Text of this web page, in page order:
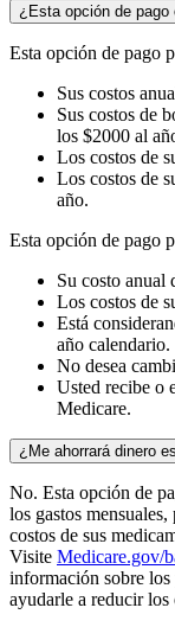
¿Esta opción de
Esta opción de pago
Sus costos
Sus costos de
los $2000 al
Los costos de
Los costos de
año.
Esta opción de pago
Su costo anual
Los costos de
Está
año calendario.
No desea
Usted recibe o
Medicare.
¿Me ahorrará dinero
No. Esta opción de
los gastos
costos de sus
Visite Medicare.gov/
información sobre los
ayudarle a reducir los